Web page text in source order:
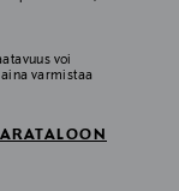
voi
varmistaa